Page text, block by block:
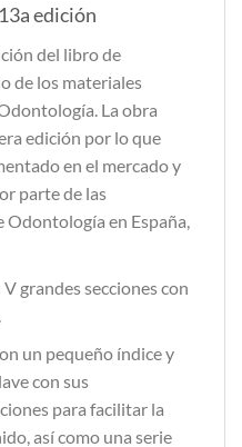
edición
del libro de
de los materiales
La obra
edición por lo que
en el mercado y
parte de las
Odontología en España,
grandes secciones con
un pequeño índice y
con sus
para facilitar la
así como una serie